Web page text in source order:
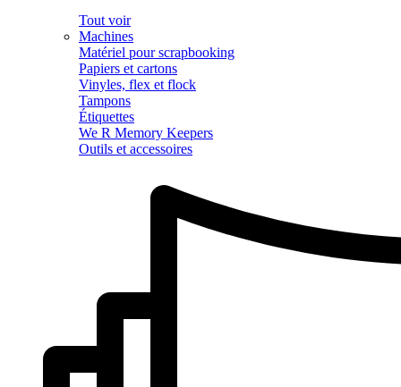
Tout voir
Machines
Matériel pour scrapbooking
Papiers et cartons
Vinyles, flex et flock
Tampons
Étiquettes
We R Memory Keepers
Outils et accessoires